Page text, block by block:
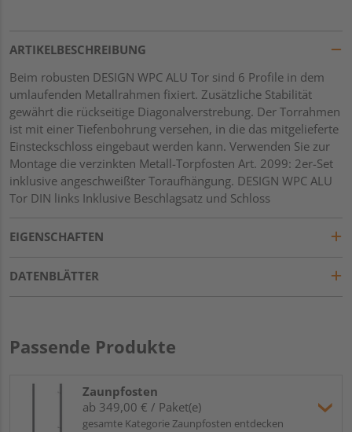
ARTIKELBESCHREIBUNG
Beim robusten DESIGN WPC ALU Tor sind 6 Profile in dem
umlaufenden Metallrahmen fixiert. Zusätzliche Stabilität
gewährt die rückseitige Diagonalverstrebung. Der Torrahmen
ist mit einer Tiefenbohrung versehen, in die das mitgelieferte
Einsteckschloss eingebaut werden kann. Verwenden Sie zur
Montage die verzinkten Metall-Torpfosten Art. 2099: 2er-Set
inklusive angeschweißter Toraufhängung. DESIGN WPC ALU
Tor DIN links Inklusive Beschlagsatz und Schloss
EIGENSCHAFTEN
DATENBLÄTTER
Passende Produkte
Zaunpfosten
ab 349,00 € / Paket(e)
gesamte Kategorie Zaunpfosten entdecken